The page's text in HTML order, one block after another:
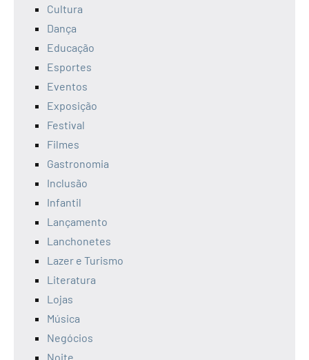
Cultura
Dança
Educação
Esportes
Eventos
Exposição
Festival
Filmes
Gastronomia
Inclusão
Infantil
Lançamento
Lanchonetes
Lazer e Turismo
Literatura
Lojas
Música
Negócios
Noite